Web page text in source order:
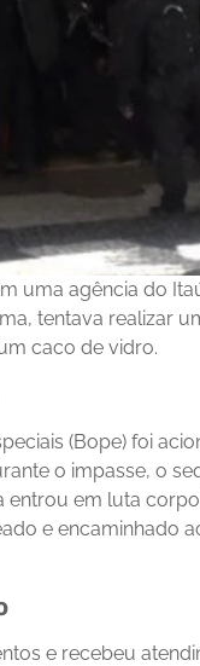
uma agência do
tentava realizar
caco de vidro.
(Bope) foi
o impasse, o
entrou em luta
e encaminhado
e recebeu